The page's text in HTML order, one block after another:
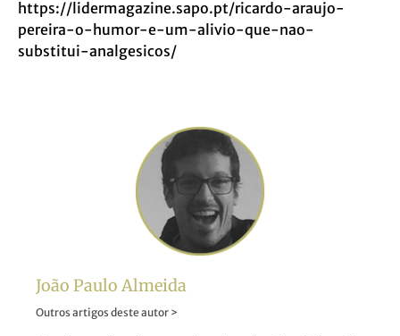
https://lidermagazine.sapo.pt/ricardo-araujo-
pereira-o-humor-e-um-alivio-que-nao-
substitui-analgesicos/
João Paulo Almeida
Outros artigos deste autor >